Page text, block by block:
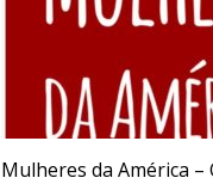
Mulheres da América –